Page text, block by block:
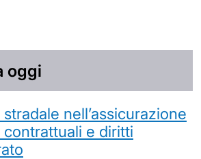
oggi
nell’assicurazione
contrattuali e diritti